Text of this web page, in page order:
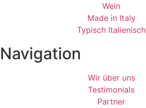
Wein
Made in Italy
Typisch Italienisch
Navigation
Wir über uns
Testimonials
Partner